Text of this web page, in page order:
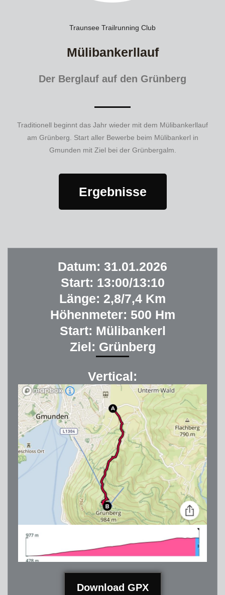
Traunsee Trailrunning Club
Mülibankerllauf
Der Berglauf auf den Grünberg
Traditionell beginnt das Jahr wieder mit dem Mülibankerllauf
am Grünberg. Start aller Bewerbe beim Mülibankerl in
Gmunden mit Ziel bei der Grünbergalm.
Ergebnisse
Datum: 31.01.2026
Start: 13:00/13:10
Länge: 2,8/7,4 Km
Höhenmeter: 500 Hm
Start: Mülibankerl
Ziel: Grünberg
Vertical:
Download GPX